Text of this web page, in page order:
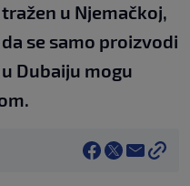
u Njemačkoj,
se samo proizvodi
Dubaiju mogu